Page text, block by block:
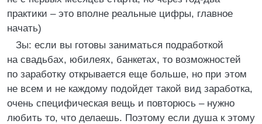
практики – это вполне реальные цифры, главное
начать)
Зы: если вы готовы заниматься подработкой
на свадьбах, юбилеях, банкетах, то возможностей
по заработку открывается еще больше, но при этом
не всем и не каждому подойдет такой вид заработка,
очень специфическая вещь и повторюсь – нужно
любить то, что делаешь. Поэтому если душа к этому